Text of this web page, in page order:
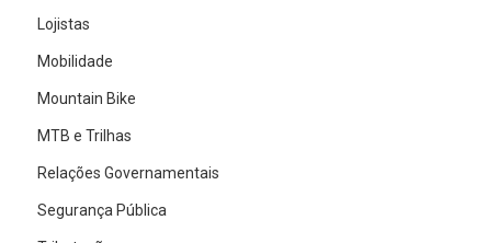
Lojistas
Mobilidade
Mountain Bike
MTB e Trilhas
Relações Governamentais
Segurança Pública